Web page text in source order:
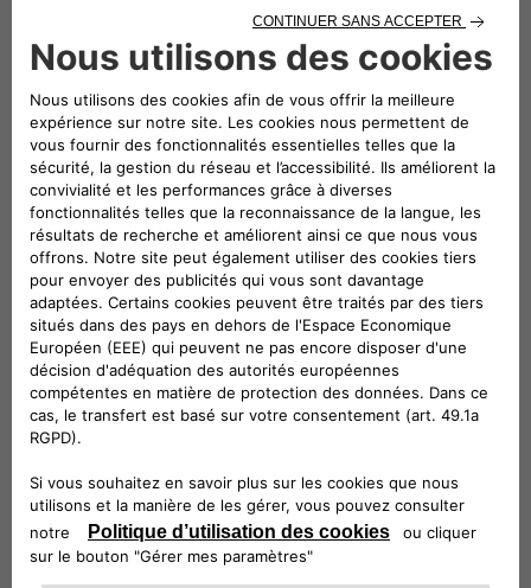
RECHARGE À DOMICILE
Solutions pour
Votre maison
Simple, pratique et puissant ! Nous sommes
votre guichet unique pour tout ce qui
concerne la facturation.
En savoir plus